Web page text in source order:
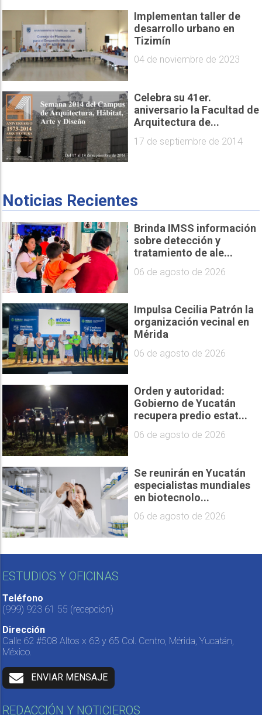
Implementan taller de
desarrollo urbano en
Tizimín
04 de noviembre de 2023
Celebra su 41er.
aniversario la Facultad de
Arquitectura de...
17 de septiembre de 2014
Noticias Recientes
Brinda IMSS información
sobre detección y
tratamiento de ale...
06 de agosto de 2026
Impulsa Cecilia Patrón la
organización vecinal en
Mérida
06 de agosto de 2026
Orden y autoridad:
Gobierno de Yucatán
recupera predio estat...
06 de agosto de 2026
Se reunirán en Yucatán
especialistas mundiales
en biotecnolo...
06 de agosto de 2026
ESTUDIOS Y OFICINAS
Teléfono
(999) 923 61 55 (recepción)
Dirección
Calle 62 #508 Altos x 63 y 65 Col. Centro, Mérida, Yucatán,
México.
ENVIAR MENSAJE
REDACCIÓN Y NOTICIEROS